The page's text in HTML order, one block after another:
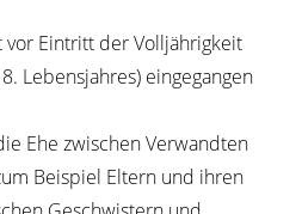
vor Eintritt der Volljährigkeit
Lebensjahres) eingegangen
Ehe zwischen Verwandten
Beispiel Eltern und ihren